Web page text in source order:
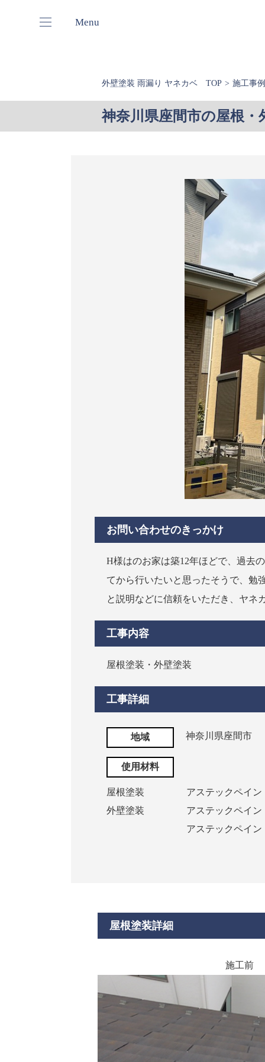
Menu
外壁塗装 雨漏り ヤネカベ TOP 施工事
神奈川県座間市の屋根・
お問い合わせのきっかけ
H様はのお家は築12年ほどで、過去
てから行いたいと思ったそうで、勉
と説明などに信頼をいただき、ヤネ
工事内容
屋根塗装・外壁塗装
工事詳細
地域 神奈川県座間市
使用材料
屋根塗装
アステックペイン
外壁塗装
アステックペイン
アステックペイン
屋根塗装詳細
施工前